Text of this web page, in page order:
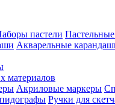
пастели
Акварельные
материалов
Акриловые маркеры
Ручки для